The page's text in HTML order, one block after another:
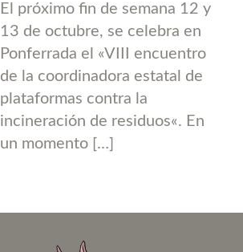
El próximo fin de semana 12 y
13 de octubre, se celebra en
Ponferrada el «VIII encuentro
de la coordinadora estatal de
plataformas contra la
incineración de residuos«. En
un momento […]